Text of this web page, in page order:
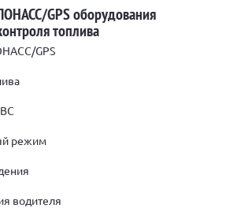
GPS оборудования
топлива
GPS
режим
водителя